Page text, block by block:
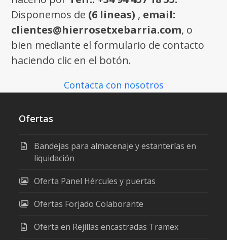
Disponemos de (6 lineas) , email:
clientes@hierrosetxebarria.com, o
bien mediante el formulario de contacto
haciendo clic en el botón.
Contacta con nosotros
Ofertas
Bandejas para almacenaje y estanterías en
liquidación
Oferta Panel Hércules y puertas
Ofertas Forjado Colaborante
Oferta en Rejillas encastradas Tramex